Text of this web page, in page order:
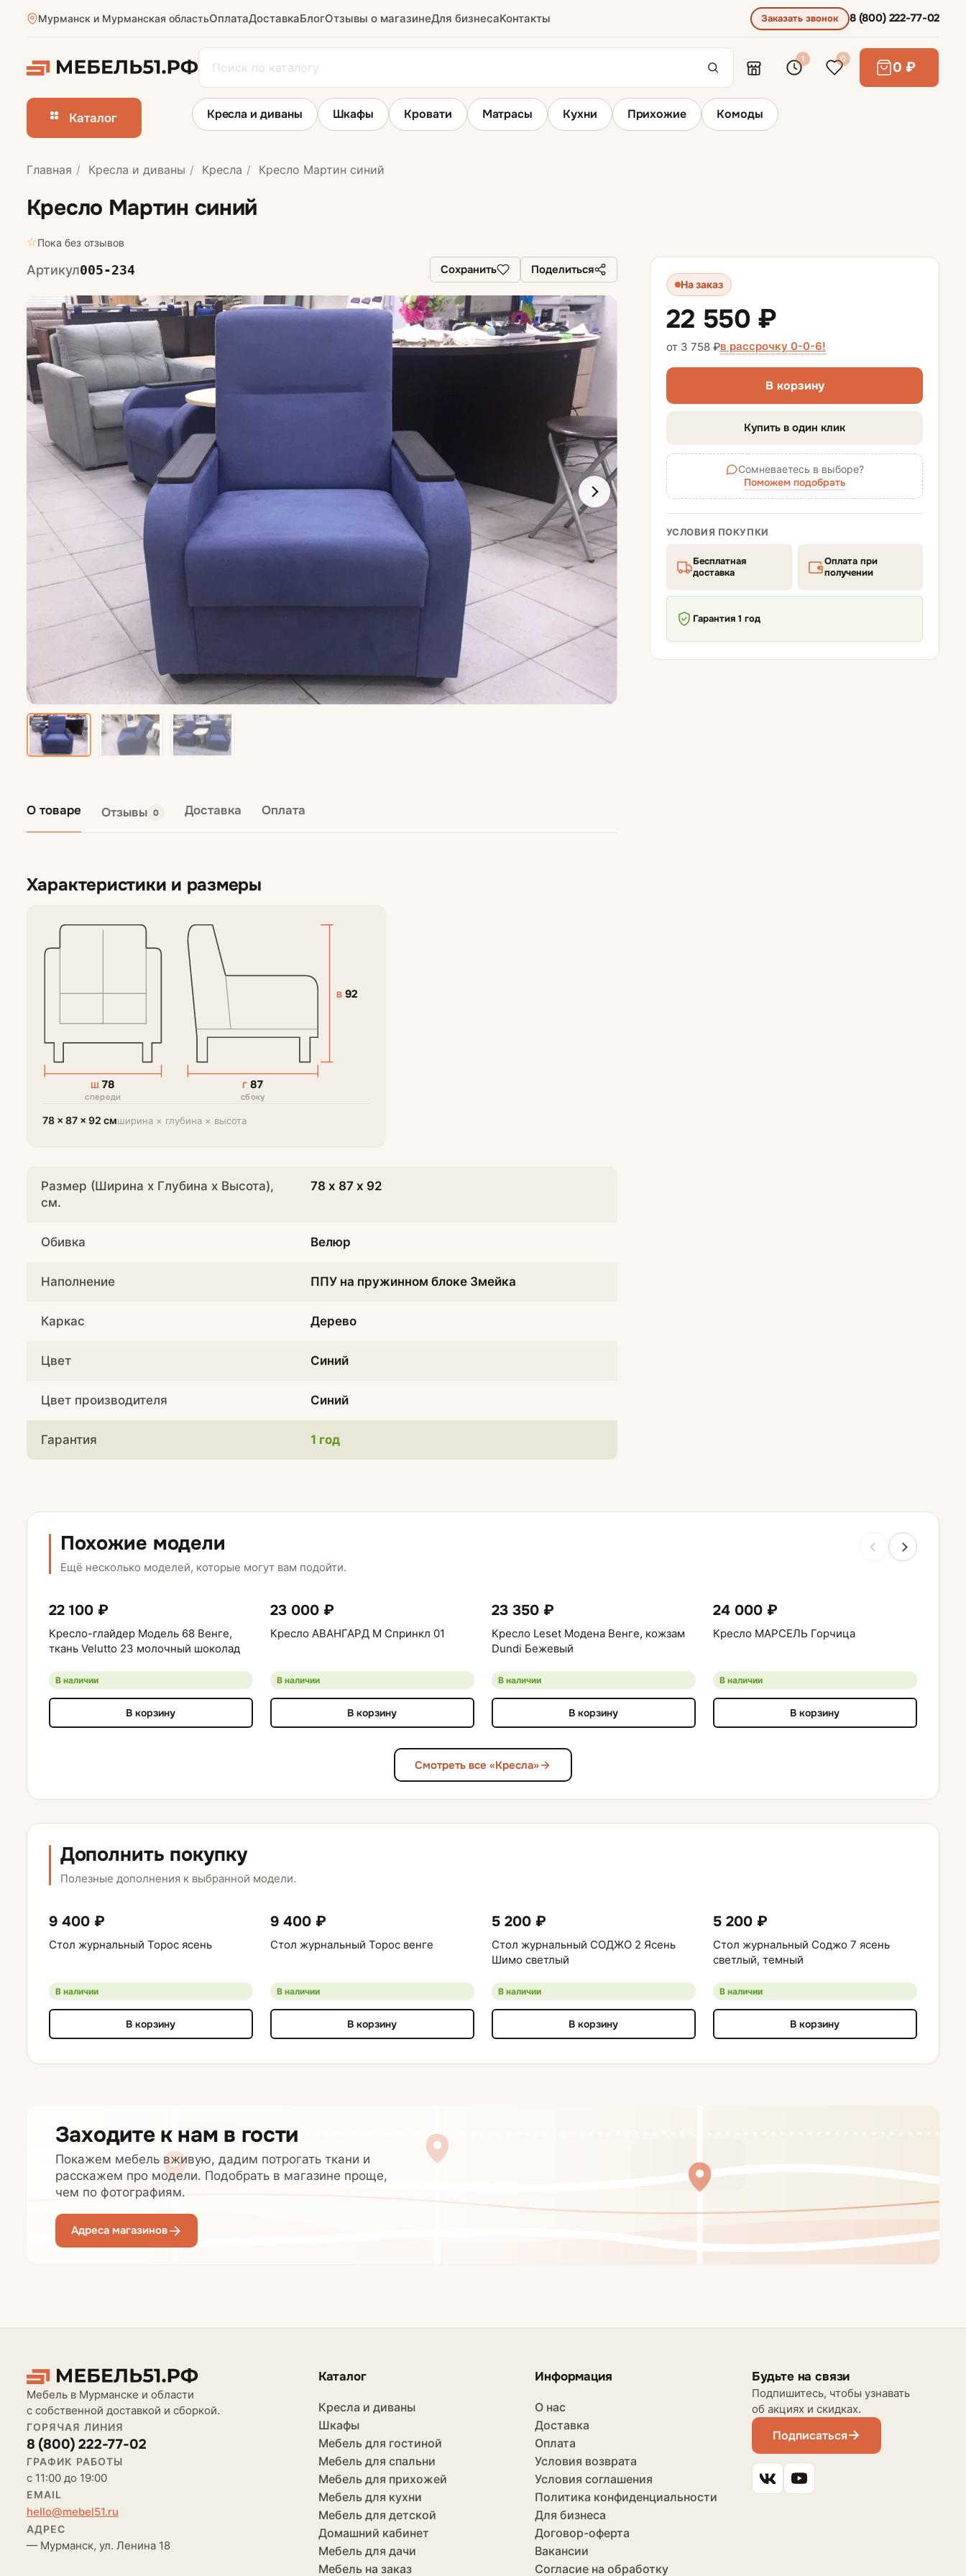
Мурманск и Мурманская областьОплатаДоставкаБлогОтзывы о магазинеДля бизнесаКонтакты Заказать звонок 8 (800) 222-77-02
1 0 0 ₽
Каталог
Диваны для ежедневного сна
Диваны раскладывающиеся вперед
Диваны-кровати
Диваны аккордеон
Кресла для гостиной
Кресла-качалки
Диваны по типу
Кухонные диваны
Маленькие диваны
Большие диваны
Со съемным чехлом
На металлокаркасе
Матрасы для диванов
Кресла и диваны Шкафы Кровати Матрасы Кухни Прихожие Комоды
Главная Кресла и диваны Кресла Кресло Мартин синий
Кресло Мартин синий
☆Пока без отзывов
Артикул005-234 Сохранить Поделиться
О товаре Отзывы 0 Доставка Оплата
Характеристики и размеры
Ш 78 Г 87
В 92
спереди сбоку
78 × 87 × 92 смширина × глубина × высота
Размер (Ширина х Глубина х Высота),
см.
78 х 87 х 92
Обивка Велюр
Наполнение ППУ на пружинном блоке Змейка
Каркас Дерево
Цвет Синий
Цвет производителя Синий
Гарантия 1 год
На заказ
22 550 ₽
от 3 758 ₽в рассрочку 0-0-6!
В корзину
Купить в один клик
Сомневаетесь в выборе?
Поможем подобрать
УСЛОВИЯ ПОКУПКИ
Бесплатная
доставка
Оплата при
получении
Гарантия 1 год
Похожие модели
Ещё несколько моделей, которые могут вам подойти.
22 100 ₽
Кресло-глайдер Модель 68 Венге,
ткань Velutto 23 молочный шоколад
В наличии
В корзину
23 000 ₽
Кресло АВАНГАРД М Спринкл 01
В наличии
В корзину
23 350 ₽
Кресло Leset Модена Венге, кожзам
Dundi Бежевый
В наличии
В корзину
24 000 ₽
Кресло МАРСЕЛЬ Горчица
В наличии
В корзину
Смотреть все «Кресла»
Дополнить покупку
Полезные дополнения к выбранной модели.
9 400 ₽
Стол журнальный Торос ясень
В наличии
В корзину
9 400 ₽
Стол журнальный Торос венге
В наличии
В корзину
5 200 ₽
Стол журнальный СОДЖО 2 Ясень
Шимо светлый
В наличии
В корзину
5 200 ₽
Стол журнальный Соджо 7 ясень
светлый, темный
В наличии
В корзину
Заходите к нам в гости
Покажем мебель вживую, дадим потрогать ткани и
расскажем про модели. Подобрать в магазине проще,
чем по фотографиям.
Адреса магазинов
Мебель в Мурманске и области
с собственной доставкой и сборкой.
ГОРЯЧАЯ ЛИНИЯ
8 (800) 222-77-02
ГРАФИК РАБОТЫ
с 11:00 до 19:00
EMAIL
hello@mebel51.ru
АДРЕС
— Мурманск, ул. Ленина 18
Каталог
Кресла и диваны
Шкафы
Мебель для гостиной
Мебель для спальни
Мебель для прихожей
Мебель для кухни
Мебель для детской
Домашний кабинет
Мебель для дачи
Мебель на заказ
Информация
О нас
Доставка
Оплата
Условия возврата
Условия соглашения
Политика конфиденциальности
Для бизнеса
Договор-оферта
Вакансии
Согласие на обработку
Будьте на связи
Подпишитесь, чтобы узнавать
об акциях и скидках.
Подписаться